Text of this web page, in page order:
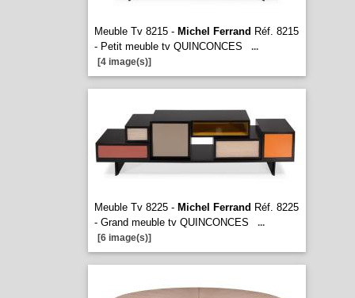
Meuble Tv 8215 - Michel Ferrand Réf. 8215
- Petit meuble tv QUINCONCES
...
[4 image(s)]
Meuble Tv 8225 - Michel Ferrand Réf. 8225
- Grand meuble tv QUINCONCES
...
[6 image(s)]